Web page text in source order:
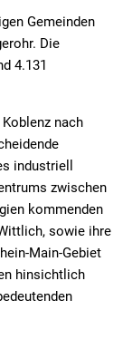
Gemeinden
Die
4.131
nach
industriell
zwischen
kommenden
sowie ihre
Main-Gebiet
hinsichtlich